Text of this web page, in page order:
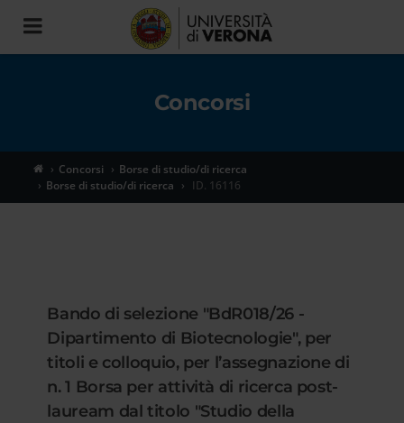
Toggle
navigation
Concorsi
Concorsi
Borse di studio/di ricerca
Borse di studio/di ricerca
ID. 16116
Bando di selezione "BdR018/26 -
Dipartimento di Biotecnologie", per
titoli e colloquio, per l’assegnazione di
n. 1 Borsa per attività di ricerca post-
lauream dal titolo "Studio della